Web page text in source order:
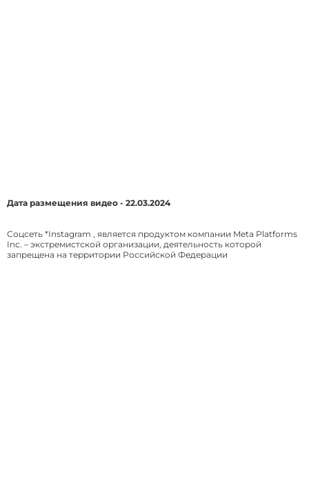
Дата размещения видео - 22.03.2024
Соцсеть *Instagram , является продуктом компании Meta Platforms
Inc. – экстремистской организации, деятельность которой
запрещена на территории Российской Федерации